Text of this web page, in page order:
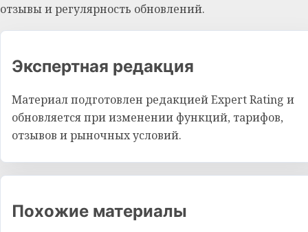
отзывы и регулярность обновлений.
Экспертная редакция
Материал подготовлен редакцией Expert Rating и
обновляется при изменении функций, тарифов,
отзывов и рыночных условий.
Похожие материалы